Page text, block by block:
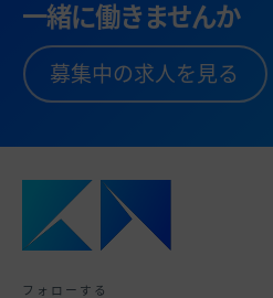
一緒に働きませんか
募集中の求人を見る
フォローする